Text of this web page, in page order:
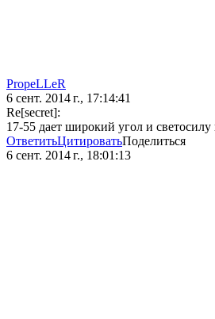
PropeLLeR
6 сент. 2014 г., 17:14:41
Re[secret]:
17-55 дает широкий угол и
ОтветитьЦитироватьПоделиться
6 сент. 2014 г., 18:01:13